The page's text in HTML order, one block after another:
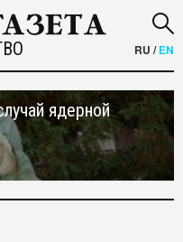
RU /EN
ядерной